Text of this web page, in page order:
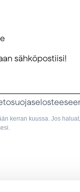
sähköpostiisi!
kerran kuussa. Jos